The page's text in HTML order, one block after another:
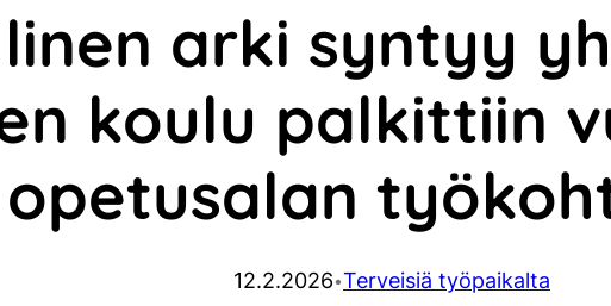
arki syntyy
koulu palkittiin
opetusalan
12.2.2026•Terveisiä työpaikalta